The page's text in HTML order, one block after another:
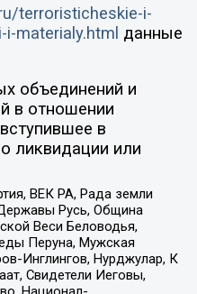
terroristicheskie-i-
materialy.html данные
объединений и
в отношении
в
ликвидации или
ВЕК РА, Рада земли
Русь, Община
Веси Беловодья,
Перуна, Мужская
Инглингов, Нурджулар, К
Свидетели Иеговы,